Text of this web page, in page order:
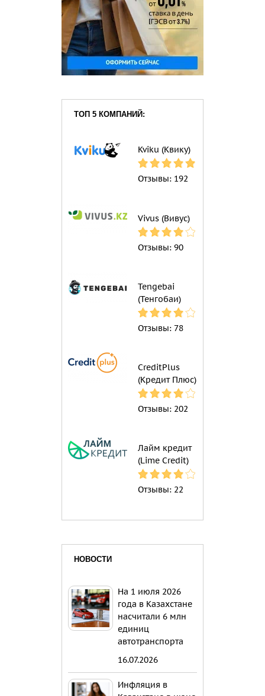
ТОП 5 КОМПАНИЙ:
Kviku (Квику)
Отзывы: 192
Vivus (Вивус)
Отзывы: 90
Tengebai
(Тенгобаи)
Отзывы: 78
CreditPlus
(Кредит Плюс)
Отзывы: 202
Лайм кредит
(Lime Credit)
Отзывы: 22
НОВОСТИ
На 1 июля 2026
года в Казахстане
насчитали 6 млн
единиц
автотранспорта
16.07.2026
Инфляция в